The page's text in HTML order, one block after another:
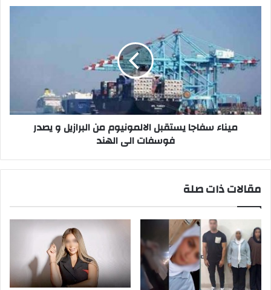
الالمونيوم
من
البرازيل
يصدر
فوسفات
ميناء سفاجا يستقبل الالمونيوم من البرازيل و يصدر
فوسفات الى الهند
مقالات ذات صلة